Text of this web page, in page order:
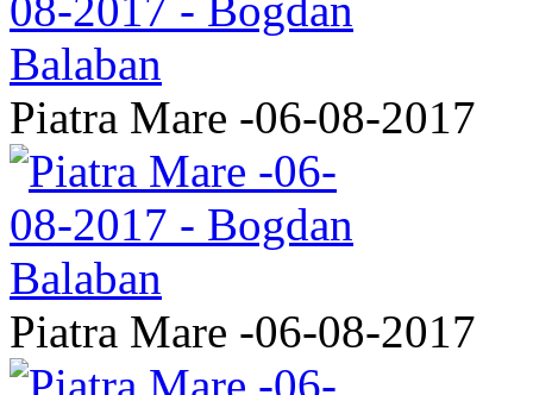
Piatra Mare -06-08-2017
Piatra Mare -06-08-2017